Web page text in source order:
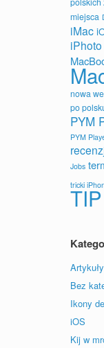
miejsca
iMac
iPhoto
nowa
po
PYM
PYM
Jobs
tricki
TIP
Artykuły
Bez
Ikony
iOS
Kij w